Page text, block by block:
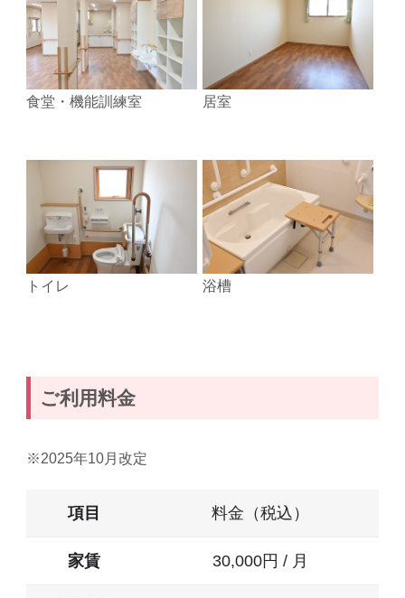
食堂・機能訓練室 居室
トイレ 浴槽
ご利用料金
※2025年10月改定
項目 料金（税込）
家賃 30,000円 / 月